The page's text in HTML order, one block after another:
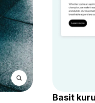
Basit